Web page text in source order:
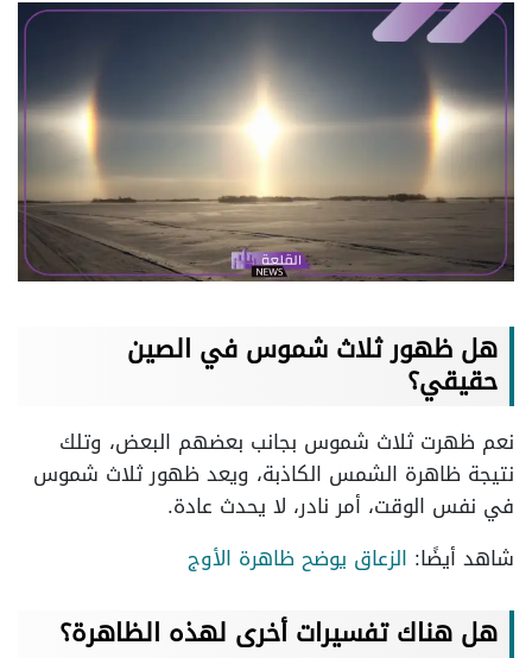
هل ظهور ثلاث شموس في الصين
حقيقي؟
نعم ظهرت ثلاث شموس بجانب بعضهم البعض، وتلك
نتيجة ظاهرة الشمس الكاذبة، ويعد ظهور ثلاث شموس
في نفس الوقت، أمر نادر، لا يحدث عادة.
شاهد أيضًا: الزعاق يوضح ظاهرة الأوج
هل هناك تفسيرات أخرى لهذه الظاهرة؟